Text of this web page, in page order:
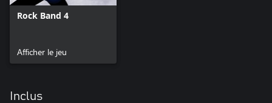
Rock Band 4
Afficher le jeu
Inclus